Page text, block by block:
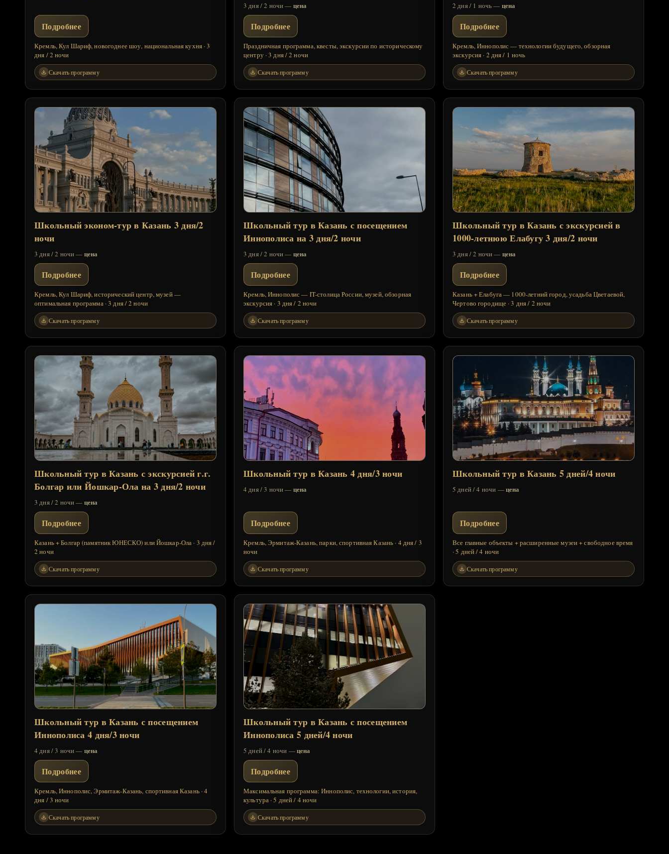
Подробнее
Кремль, Кул Шариф, новогоднее шоу, национальная кухня · 3
дня / 2 ночи
Скачать программу
3 дня / 2 ночи — цена
Подробнее
Праздничная программа, квесты, экскурсии по историческому
центру · 3 дня / 2 ночи
Скачать программу
2 дня / 1 ночь — цена
Подробнее
Кремль, Иннополис — технологии будущего, обзорная
экскурсия · 2 дня / 1 ночь
Скачать программу
Школьный эконом-тур в Казань 3 дня/2
ночи
3 дня / 2 ночи — цена
Подробнее
Кремль, Кул Шариф, исторический центр, музей —
оптимальная программа · 3 дня / 2 ночи
Скачать программу
Школьный тур в Казань с посещением
Иннополиса на 3 дня/2 ночи
3 дня / 2 ночи — цена
Подробнее
Кремль, Иннополис — IT-столица России, музей, обзорная
экскурсия · 3 дня / 2 ночи
Скачать программу
Школьный тур в Казань с экскурсией в
1000-летнюю Елабугу 3 дня/2 ночи
3 дня / 2 ночи — цена
Подробнее
Казань + Елабуга — 1000-летний город, усадьба Цветаевой,
Чертово городище · 3 дня / 2 ночи
Скачать программу
Школьный тур в Казань с экскурсией г.г.
Болгар или Йошкар-Ола на 3 дня/2 ночи
3 дня / 2 ночи — цена
Подробнее
Казань + Болгар (памятник ЮНЕСКО) или Йошкар-Ола · 3 дня /
2 ночи
Скачать программу
Школьный тур в Казань 4 дня/3 ночи
4 дня / 3 ночи — цена
Подробнее
Кремль, Эрмитаж-Казань, парки, спортивная Казань · 4 дня / 3
ночи
Скачать программу
Школьный тур в Казань 5 дней/4 ночи
5 дней / 4 ночи —цена
Подробнее
Все главные объекты + расширенные музеи + свободное время
· 5 дней / 4 ночи
Скачать программу
Школьный тур в Казань с посещением
Иннополиса 4 дня/3 ночи
4 дня / 3 ночи — цена
Подробнее
Кремль, Иннополис, Эрмитаж-Казань, спортивная Казань · 4
дня / 3 ночи
Скачать программу
Школьный тур в Казань с посещением
Иннополиса 5 дней/4 ночи
5 дней / 4 ночи —цена
Подробнее
Максимальная программа: Иннополис, технологии, история,
культура · 5 дней / 4 ночи
Скачать программу